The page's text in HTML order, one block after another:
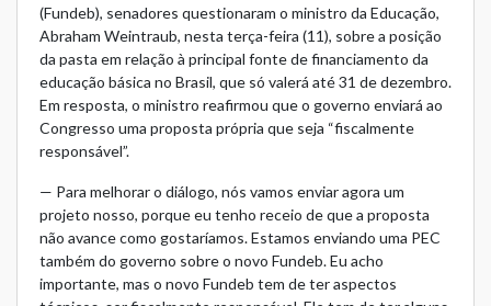
(Fundeb), senadores questionaram o ministro da Educação,
Abraham Weintraub, nesta terça-feira (11), sobre a posição
da pasta em relação à principal fonte de financiamento da
educação básica no Brasil, que só valerá até 31 de dezembro.
Em resposta, o ministro reafirmou que o governo enviará ao
Congresso uma proposta própria que seja “fiscalmente
responsável”.
— Para melhorar o diálogo, nós vamos enviar agora um
projeto nosso, porque eu tenho receio de que a proposta
não avance como gostaríamos. Estamos enviando uma PEC
também do governo sobre o novo Fundeb. Eu acho
importante, mas o novo Fundeb tem de ter aspectos